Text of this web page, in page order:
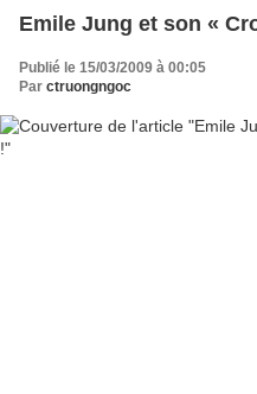
Emile Jung et son «
Publié le 15/03/2009 à 00:05
Par ctruongngoc